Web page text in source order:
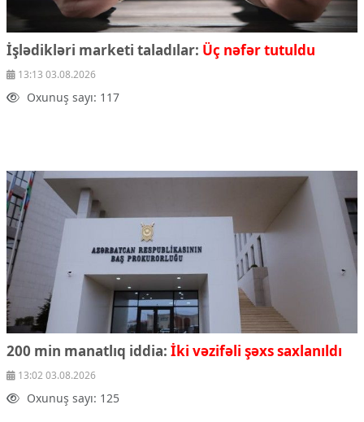
İşlədikləri marketi taladılar: Üç nəfər tutuldu
13:13 03.08.2026
Oxunuş sayı: 117
200 min manatlıq iddia: İki vəzifəli şəxs saxlanıldı
13:02 03.08.2026
Oxunuş sayı: 125